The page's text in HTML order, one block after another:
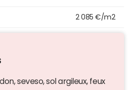
2 085 €/m2
seveso, sol argileux, feux